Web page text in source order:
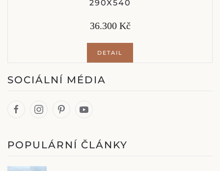
290X540
36.300 Kč
DETAIL
SOCIÁLNÍ MÉDIA
POPULÁRNÍ ČLÁNKY